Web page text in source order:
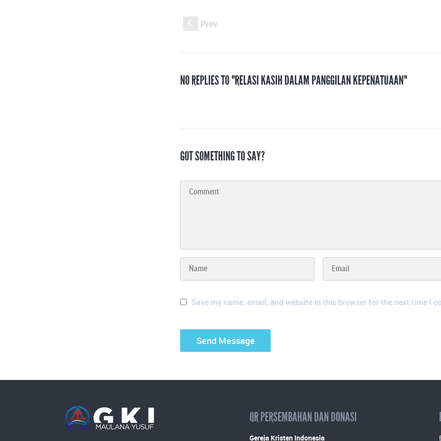
Prev
NO REPLIES TO "RELASI KASIH DALAM PANGGILAN KEPENATUAAN"
GOT SOMETHING TO SAY?
Save my name, email, and website in this browser for the next time I
QR PERSEMBAHAN DAN DONASI
Gereja Kristen Indonesia